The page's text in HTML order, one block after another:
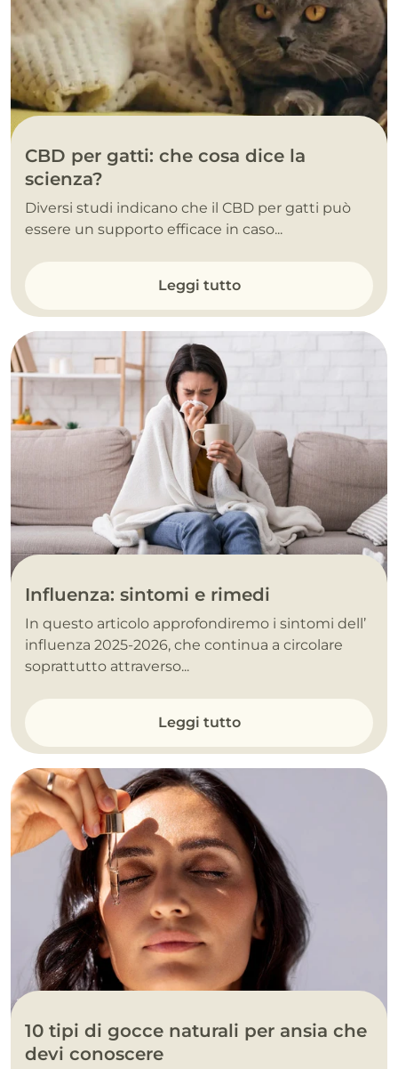
CBD per gatti: che cosa dice la
scienza?
Diversi studi indicano che il CBD per gatti può
essere un supporto efficace in caso...
Leggi tutto
Influenza: sintomi e rimedi
In questo articolo approfondiremo i sintomi dell’
influenza 2025-2026, che continua a circolare
soprattutto attraverso...
Leggi tutto
10 tipi di gocce naturali per ansia che
devi conoscere